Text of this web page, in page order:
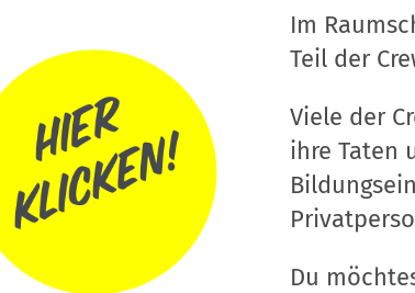
Im
Teil der
Viele der
ihre Taten
Du